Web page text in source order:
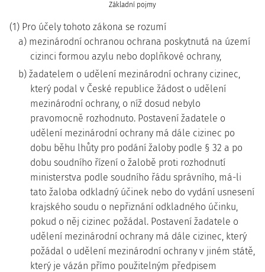
Základní pojmy
(1) Pro účely tohoto zákona se rozumí
a) mezinárodní ochranou ochrana poskytnutá na území
cizinci formou azylu nebo doplňkové ochrany,
b) žadatelem o udělení mezinárodní ochrany cizinec,
který podal v České republice žádost o udělení
mezinárodní ochrany, o níž dosud nebylo
pravomocně rozhodnuto. Postavení žadatele o
udělení mezinárodní ochrany má dále cizinec po
dobu běhu lhůty pro podání žaloby podle § 32 a po
dobu soudního řízení o žalobě proti rozhodnutí
ministerstva podle soudního řádu správního, má-li
tato žaloba odkladný účinek nebo do vydání usnesení
krajského soudu o nepřiznání odkladného účinku,
pokud o něj cizinec požádal. Postavení žadatele o
udělení mezinárodní ochrany má dále cizinec, který
požádal o udělení mezinárodní ochrany v jiném státě,
který je vázán přímo použitelným předpisem